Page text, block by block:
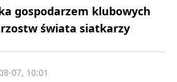
gospodarzem klubowych
świata siatkarzy
07, 10:01